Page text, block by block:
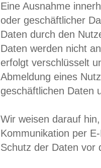
Eine Ausnahme
oder geschäftlicher
Daten durch den
Daten werden nicht
erfolgt verschlüsselt
Abmeldung eines
geschäftlichen Daten
Wir weisen darauf
Kommunikation per
Schutz der Daten vor